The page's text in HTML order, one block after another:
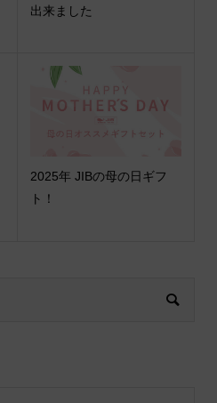
出来ました
2025年 JIBの母の日ギフ
ト！